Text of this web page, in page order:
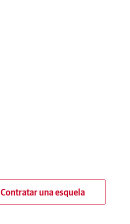
Contratar una esquela